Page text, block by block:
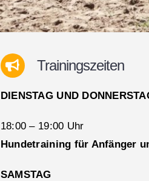
Trainingszeiten
DIENSTAG UND
18:00 – 19:00 Uhr
Hundetraining für Anfänger
SAMSTAG